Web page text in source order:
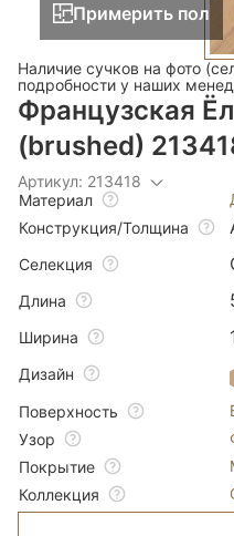
Примерить пол
Наличие сучков на фото
подробности у наших
Французская
(brushed)
Артикул: 213418
Материал
Конструкция/Толщина
Селекция
Длина
Ширина
Дизайн
Поверхность
Узор
Покрытие
Коллекция